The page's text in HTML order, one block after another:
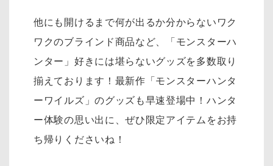
他にも開けるまで何が出るか分からないワク
ワクのブラインド商品など、「モンスターハ
ンター」好きには堪らないグッズを多数取り
揃えております！最新作「モンスターハンタ
ーワイルズ」のグッズも早速登場中！ハンタ
ー体験の思い出に、ぜひ限定アイテムをお持
ち帰りくださいね！